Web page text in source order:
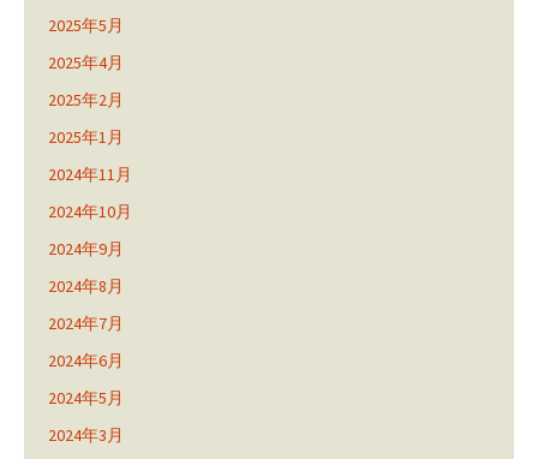
2025年5月
2025年4月
2025年2月
2025年1月
2024年11月
2024年10月
2024年9月
2024年8月
2024年7月
2024年6月
2024年5月
2024年3月